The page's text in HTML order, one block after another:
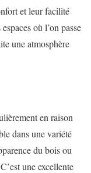
et leur facilité
où l’on passe
une atmosphère
en raison
dans une variété
du bois ou
une excellente